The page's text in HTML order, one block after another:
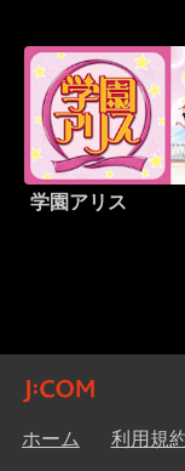
学園アリス
ホーム 利用規